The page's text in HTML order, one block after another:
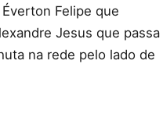
Felipe que
Jesus que passa
na rede pelo lado de